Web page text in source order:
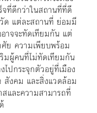
จที่ดีกว่าในสถานที่ที่ดี
ด แต่ละสถานที่ ย่อมมี
าจจะทัดเทียมกัน แต่
ย ความเพียบพร้อม
มผู้คนที่ไม่ทัดเทียมกัน
ปกระจุกตัวอยู่ที่เมือง
สังคม และสิ่งแวดล้อม
สและความสามารถที่